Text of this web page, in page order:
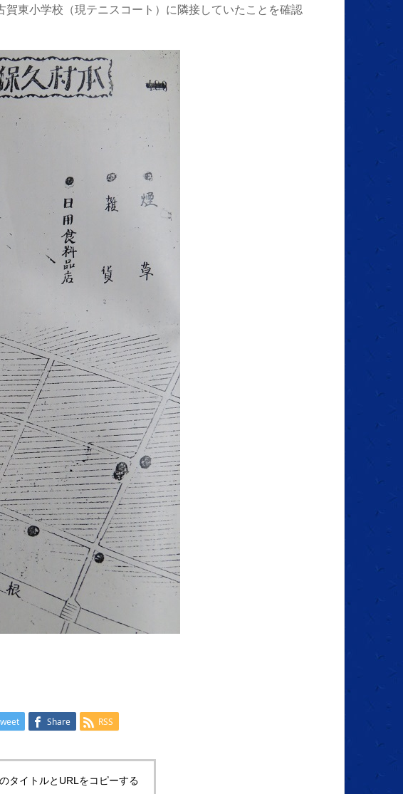
東小学校（現テニスコート）に隣接していたことを確認
Share RSS
タイトルとURLをコピーする